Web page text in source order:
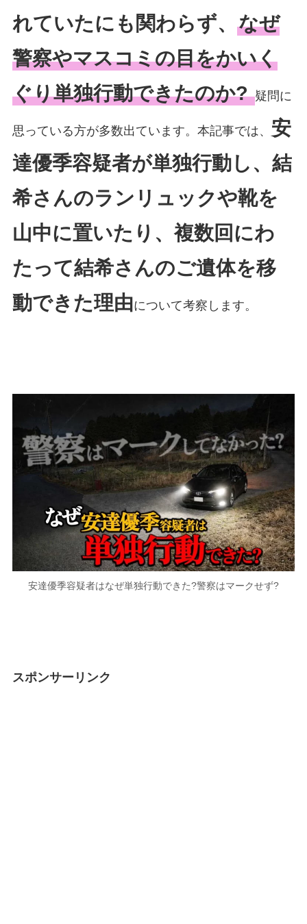
れていたにも関わらず、 なぜ
警察やマスコミの目をかいく
ぐり単独行動できたのか?疑問に
思っている方が多数出ています。本記事では、 安
達優季容疑者が単独行動し、結
希さんのランリュックや靴を
山中に置いたり、複数回にわ
たって結希さんのご遺体を移
動できた理由について考察します。
安達優季容疑者はなぜ単独行動できた?警察はマークせず?
スポンサーリンク